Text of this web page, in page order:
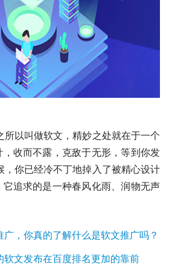
所以叫做软文，精妙之处就在于一个
，收而不露，克敌于无形，等到你发
，你已经冷不丁地掉入了被精心设计
它追求的是一种春风化雨、润物无声
广，你真的了解什么是软文推广吗？
软文发布在百度排名更加的靠前